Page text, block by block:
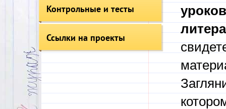
Контрольные и тесты
Ссылки на проекты